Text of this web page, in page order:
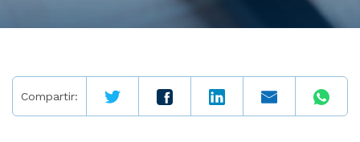
Compartir: